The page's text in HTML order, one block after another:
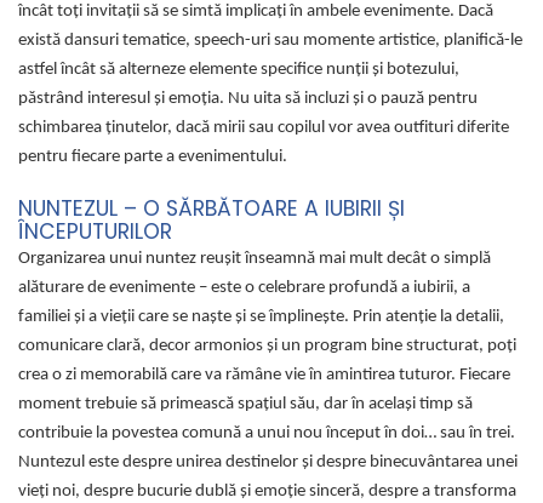
încât toți invitații să se simtă implicați în ambele evenimente. Dacă
există dansuri tematice, speech-uri sau momente artistice, planifică-le
astfel încât să alterneze elemente specifice nunții și botezului,
păstrând interesul și emoția. Nu uita să incluzi și o pauză pentru
schimbarea ținutelor, dacă mirii sau copilul vor avea outfituri diferite
pentru fiecare parte a evenimentului.
NUNTEZUL – O SĂRBĂTOARE A IUBIRII ȘI
ÎNCEPUTURILOR
Organizarea unui nuntez reușit înseamnă mai mult decât o simplă
alăturare de evenimente – este o celebrare profundă a iubirii, a
familiei și a vieții care se naște și se împlinește. Prin atenție la detalii,
comunicare clară, decor armonios și un program bine structurat, poți
crea o zi memorabilă care va rămâne vie în amintirea tuturor. Fiecare
moment trebuie să primească spațiul său, dar în același timp să
contribuie la povestea comună a unui nou început în doi… sau în trei.
Nuntezul este despre unirea destinelor și despre binecuvântarea unei
vieți noi, despre bucurie dublă și emoție sinceră, despre a transforma